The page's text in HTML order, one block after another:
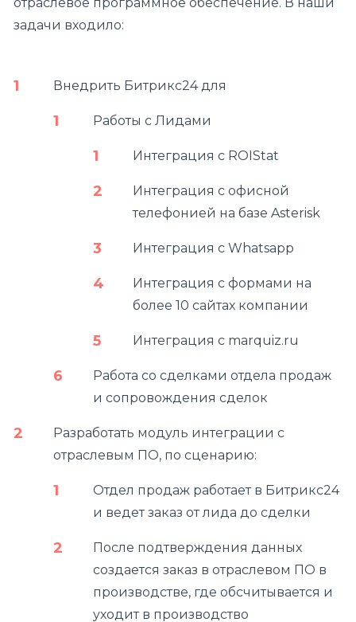
отраслевое программное обеспечение. В наши
задачи входило:
Внедрить Битрикс24 для
Работы с Лидами
Интеграция с ROIStat
Интеграция с офисной
телефонией на базе Asterisk
Интеграция с Whatsapp
Интеграция с формами на
более 10 сайтах компании
Интеграция с marquiz.ru
Работа со сделками отдела продаж
и сопровождения сделок
Разработать модуль интеграции с
отраслевым ПО, по сценарию:
Отдел продаж работает в Битрикс24
и ведет заказ от лида до сделки
После подтверждения данных
создается заказ в отраслевом ПО в
производстве, где обсчитывается и
уходит в производство